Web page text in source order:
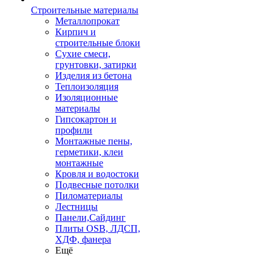
Строительные материалы
Металлопрокат
Кирпич и
строительные блоки
Сухие смеси,
грунтовки, затирки
Изделия из бетона
Теплоизоляция
Изоляционные
материалы
Гипсокартон и
профили
Монтажные пены,
герметики, клеи
монтажные
Кровля и водостоки
Подвесные потолки
Пиломатериалы
Лестницы
Панели,Сайдинг
Плиты OSB, ЛДСП,
ХДФ, фанера
Ещё